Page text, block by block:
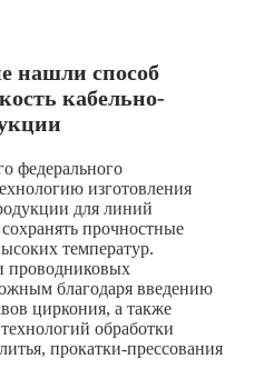
нашли способ
кабельно-
федерального
изготовления
для линий
прочностные
температур.
проводниковых
благодаря введению
циркония, а также
обработки
прокатки-прессования